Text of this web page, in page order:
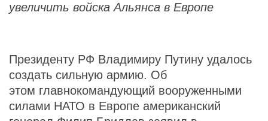
увеличить войска Альянса в Европе
Президенту РФ Владимиру Путину удалось
создать сильную армию. Об
этом главнокомандующий вооруженными
силами НАТО в Европе американский